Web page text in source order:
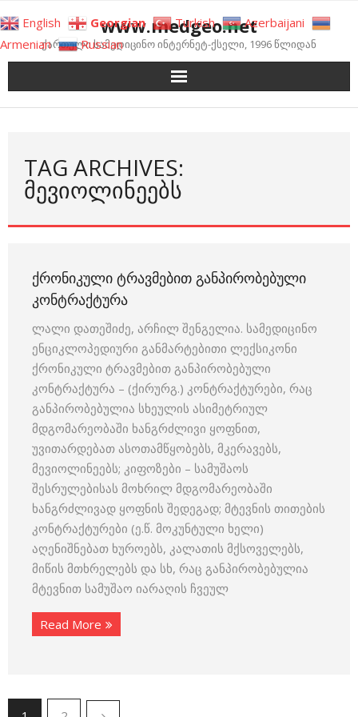
to
content
www.medgeo.net
ქართული სამედიცინო ინტერნეტ-ქსელი, 1996 წლიდან
TAG ARCHIVES:
ᲛᲔᲕᲘᲝᲚᲘᲜᲔᲔᲑᲡ
ᲥᲠᲝᲜᲘᲙᲣᲚᲘ ᲢᲠᲐᲕᲛᲔᲑᲘᲗ ᲒᲐᲜᲞᲘᲠᲝᲑᲔᲑᲣᲚᲘ
ᲙᲝᲜᲢᲠᲐᲥᲢᲣᲠᲐ
ლალი დათეშიძე, არჩილ შენგელია. სამედიცინო
ენციკლოპედიური განმარტებითი ლექსიკონი
ქრონიკული ტრავმებით განპირობებული
კონტრაქტურა – (ქირურგ.) კონტრაქტურები, რაც
განპირობებულია სხეულის ასიმეტრიულ
მდგომარეობაში ხანგრძლივი ყოფნით,
უვითარდებათ ასოთამწყობებს, მკერავებს,
მევიოლინეებს; კიფოზები – სამუშაოს
შესრულებისას მოხრილ მდგომარეობაში
ხანგრძლივად ყოფნის შედეგად; მტევნის თითების
კონტრაქტურები (ე.წ. მოკუნტული ხელი)
აღენიშნებათ ხუროებს, კალათის მქსოველებს,
მიწის მთხრელებს და სხ, რაც განპირობებულია
მტევნით სამუშაო იარაღის ჩვეულ
Read More
English Georgian Turkish
Azerbaijani
Armenian
Russian